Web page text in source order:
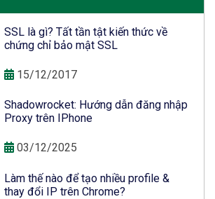
SSL là gì? Tất tần tật kiến thức về
chứng chỉ bảo mật SSL
15/12/2017
Shadowrocket: Hướng dẫn đăng nhập
Proxy trên IPhone
03/12/2025
Làm thế nào để tạo nhiều profile &
thay đổi IP trên Chrome?